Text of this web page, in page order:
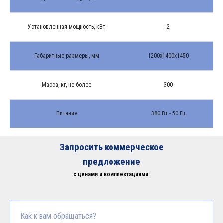
Установленная мощность, кВт 2
Габаритные размеры, мм 1200х1400х1450
Масса, кг, не более 300
Питание 380 Вт - 50 Гц
Запросить коммерческое
предложение
с ценами и комплектациями: